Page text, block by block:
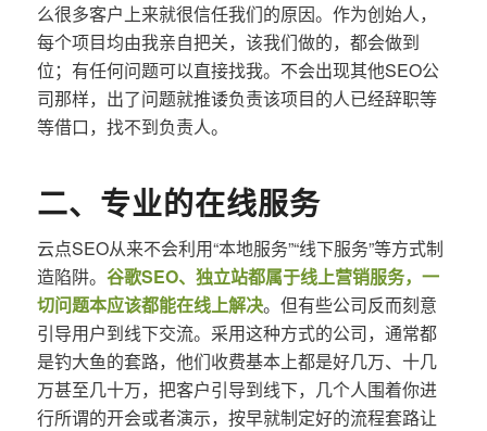
么很多客户上来就很信任我们的原因。作为创始人，
每个项目均由我亲自把关，该我们做的，都会做到
位；有任何问题可以直接找我。不会出现其他SEO公
司那样，出了问题就推诿负责该项目的人已经辞职等
等借口，找不到负责人。
二、专业的在线服务
云点SEO从来不会利用“本地服务”“线下服务”等方式制
造陷阱。 谷歌SEO、独立站都属于线上营销服务，一
切问题本应该都能在线上解决。但有些公司反而刻意
引导用户到线下交流。采用这种方式的公司，通常都
是钓大鱼的套路，他们收费基本上都是好几万、十几
万甚至几十万，把客户引导到线下，几个人围着你进
行所谓的开会或者演示，按早就制定好的流程套路让